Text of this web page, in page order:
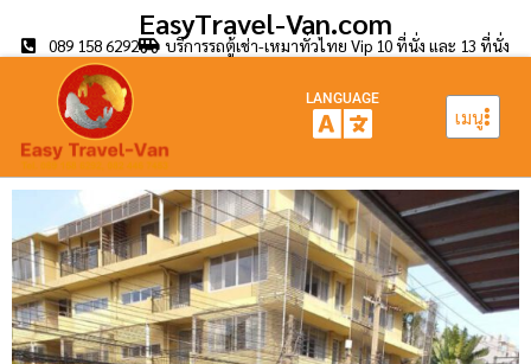
EasyTravel-Van.com
089 158 6292 บริการรถตู้เช่า-เหมาทั่วไทย Vip 10 ที่นั่ง และ 13 ที่นั่ง
เมนู
LANGUAGE